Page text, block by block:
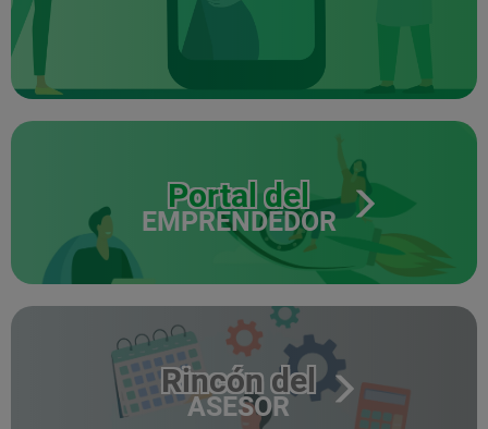
Portal del
EMPRENDEDOR
Rincón del
ASESOR